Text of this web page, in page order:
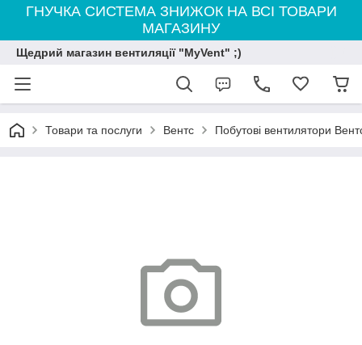
ГНУЧКА СИСТЕМА ЗНИЖОК НА ВСІ ТОВАРИ
МАГАЗИНУ
Щедрий магазин вентиляції "MyVent" ;)
Товари та послуги Вентс Побутові вентилятори